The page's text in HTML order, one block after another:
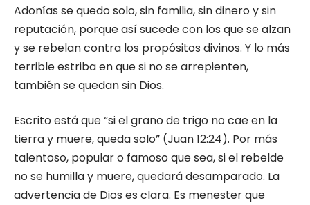
Adonías se quedo solo, sin familia, sin dinero y sin
reputación, porque así sucede con los que se alzan
y se rebelan contra los propósitos divinos. Y lo más
terrible estriba en que si no se arrepienten,
también se quedan sin Dios.
Escrito está que “si el grano de trigo no cae en la
tierra y muere, queda solo” (Juan 12:24). Por más
talentoso, popular o famoso que sea, si el rebelde
no se humilla y muere, quedará desamparado. La
advertencia de Dios es clara. Es menester que